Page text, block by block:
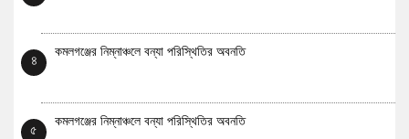
৪
কমলগঞ্জের নিম্নাঞ্চলে বন্যা পরিস্থিতির অবনতি
৫
কমলগঞ্জের নিম্নাঞ্চলে বন্যা পরিস্থিতির অবনতি